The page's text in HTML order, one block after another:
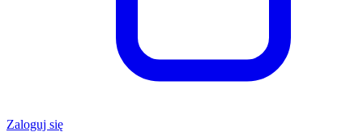
Zaloguj się